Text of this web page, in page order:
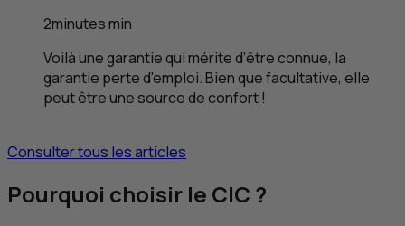
2minutesmin
Voilà une garantie qui mérite d’être connue, la
garantie perte d'emploi. Bien que facultative, elle
peut être une source de confort !
Consulter tous les articles
Pourquoi choisir le CIC ?